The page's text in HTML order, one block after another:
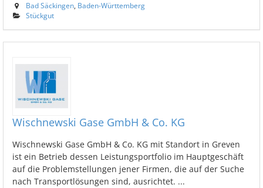
Bad Säckingen Baden-Württemberg
Stückgut
Wischnewski Gase GmbH & Co. KG
Wischnewski Gase GmbH & Co. KG mit Standort in Greven
ist ein Betrieb dessen Leistungsportfolio im Hauptgeschäft
auf die Problemstellungen jener Firmen, die auf der Suche
nach Transportlösungen sind, ausrichtet. ...